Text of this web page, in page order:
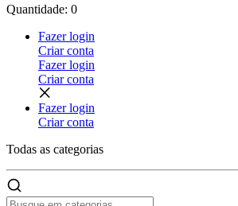
Quantidade: 0
Fazer login
Criar conta
Fazer login
Criar conta
Fazer login
Criar conta
Todas as categorias